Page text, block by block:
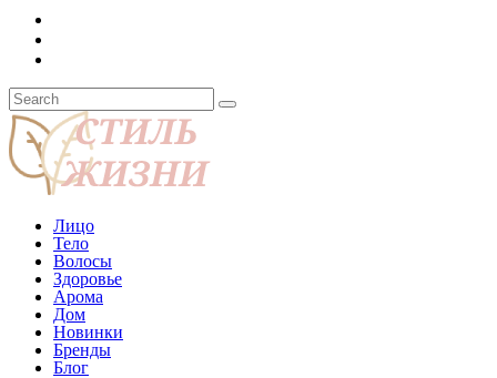
Лицо
Тело
Волосы
Здоровье
Арома
Дом
Новинки
Бренды
Блог